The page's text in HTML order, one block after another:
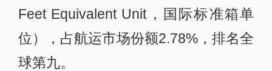
Feet Equivalent Unit，国际标准箱单
位），占航运市场份额2.78%，排名全
球第九。